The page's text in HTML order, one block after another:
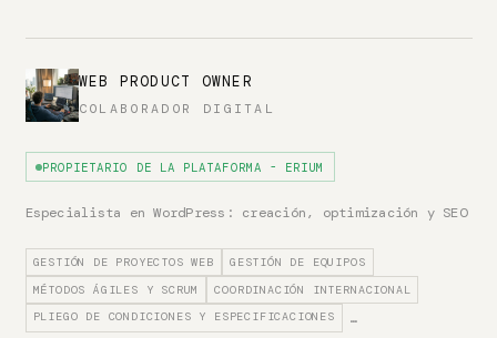
WEB PRODUCT OWNER
COLABORADOR DIGITAL
PROPIETARIO DE LA PLATAFORMA - ERIUM
Especialista en WordPress: creación, optimización y SEO
GESTIÓN DE PROYECTOS WEB
GESTIÓN DE EQUIPOS
MÉTODOS ÁGILES Y SCRUM
COORDINACIÓN INTERNACIONAL
PLIEGO DE CONDICIONES Y ESPECIFICACIONES
…